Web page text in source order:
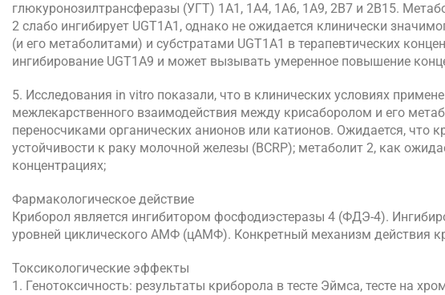
глюкуронозилтрансферазы (УГТ) 1А1, 1А4, 1А6, 1А9, 2В7 и 2В15.
2 слабо ингибирует UGT1A1, однако не ожидается клинически
(и его метаболитами) и субстратами UGT1A1 в терапевтических
ингибирование UGT1A9 и может вызывать умеренное повышение
5. Исследования in vitro показали, что в клинических условиях
межлекарственного взаимодействия между крисаборолом и его
переносчиками органических анионов или катионов. Ожидается, что
устойчивости к раку молочной железы (BCRP); метаболит 2, как
концентрациях;
Фармакологическое действие
Криборол является ингибитором фосфодиэстеразы 4 (ФДЭ-4).
уровней циклического АМФ (цАМФ). Конкретный механизм действия
Токсикологические эффекты
1. Генотоксичность: результаты криборола в тесте Эймса, тесте на